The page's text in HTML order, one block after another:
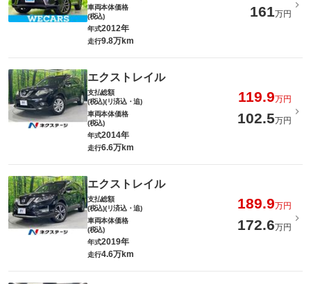
車両本体価格
(税込)
161万円
年式2012年
走行9.8万km
エクストレイル
支払総額
(税込)(リ済込・追)
119.9万円
車両本体価格
(税込)
102.5万円
年式2014年
走行6.6万km
エクストレイル
支払総額
(税込)(リ済込・追)
189.9万円
車両本体価格
(税込)
172.6万円
年式2019年
走行4.6万km